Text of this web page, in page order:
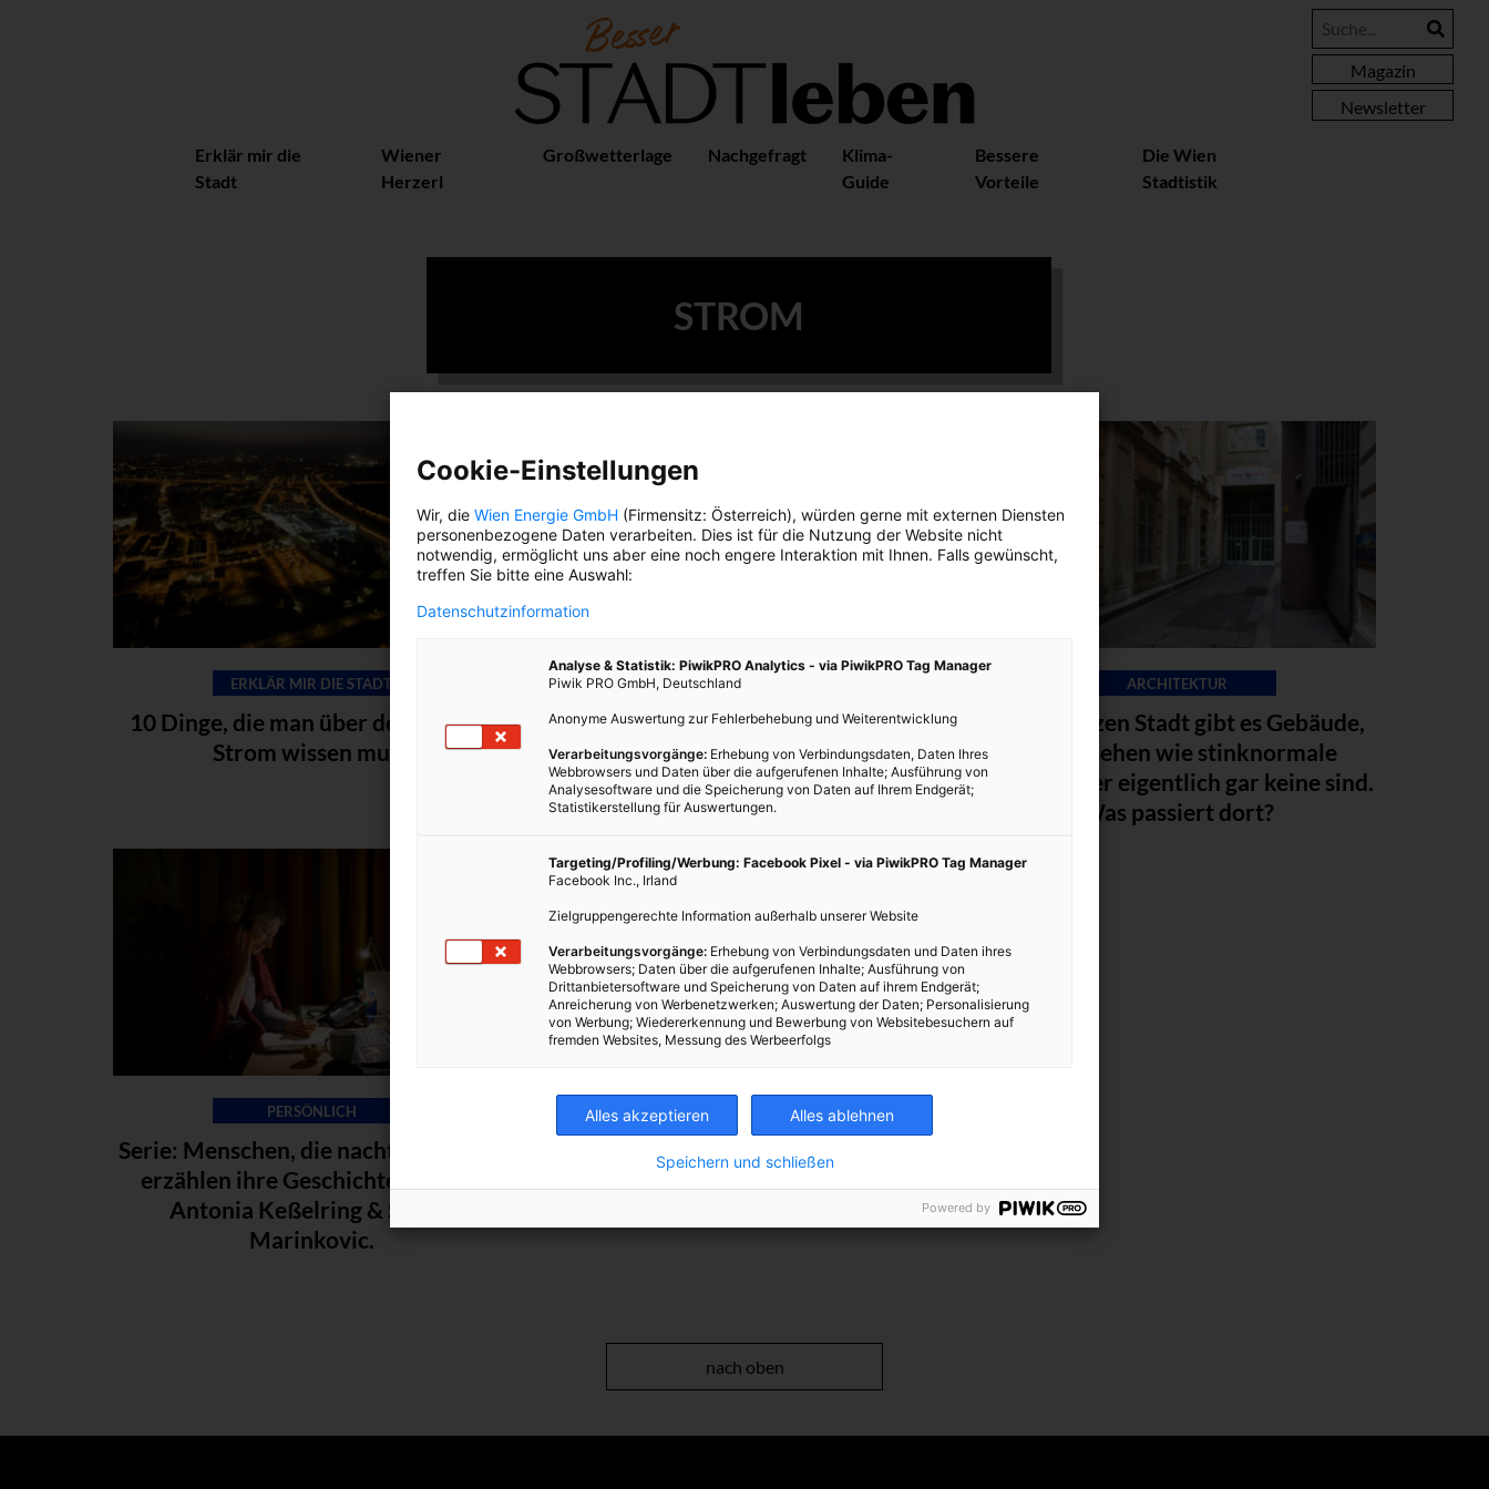
Magazin
Newsletter
Erklär mir die
Stadt
Wiener
Herzerl
Großwetterlage Nachgefragt
Klima-
Guide
Bessere
Vorteile
Die Wien
Stadtistik
STROM
ERKLÄR MIR DIE STADT
10 Dinge, die man über den Wiener
Strom wissen muss
Teil zwei der wichtigsten Fragen, die
unseren Kund*innenservice gerade
erreichen.
ARCHITEKTUR
In der ganzen Stadt gibt es Gebäude,
die aussehen wie stinknormale
Häuser, aber eigentlich gar keine sind.
Was passiert dort?
PERSÖNLICH
Serie: Menschen, die nachts arbeiten,
erzählen ihre Geschichten. Teil 4:
Antonia Keßelring & Stefan
Marinkovic.
nach oben
Cookie-Einstellungen
Wir, die Wien Energie GmbH (Firmensitz: Österreich), würden gerne mit externen Diensten
personenbezogene Daten verarbeiten. Dies ist für die Nutzung der Website nicht
notwendig, ermöglicht uns aber eine noch engere Interaktion mit Ihnen. Falls gewünscht,
treffen Sie bitte eine Auswahl:
Datenschutzinformation
Analyse & Statistik: PiwikPRO Analytics - via PiwikPRO Tag Manager
Piwik PRO GmbH, Deutschland
Anonyme Auswertung zur Fehlerbehebung und Weiterentwicklung
Verarbeitungsvorgänge: Erhebung von Verbindungsdaten, Daten Ihres
Webbrowsers und Daten über die aufgerufenen Inhalte; Ausführung von
Analysesoftware und die Speicherung von Daten auf Ihrem Endgerät;
Statistikerstellung für Auswertungen.
Targeting/Profiling/Werbung: Facebook Pixel - via PiwikPRO Tag Manager
Facebook Inc., Irland
Zielgruppengerechte Information außerhalb unserer Website
Verarbeitungsvorgänge: Erhebung von Verbindungsdaten und Daten ihres
Webbrowsers; Daten über die aufgerufenen Inhalte; Ausführung von
Drittanbietersoftware und Speicherung von Daten auf ihrem Endgerät;
Anreicherung von Werbenetzwerken; Auswertung der Daten; Personalisierung
von Werbung; Wiedererkennung und Bewerbung von Websitebesuchern auf
fremden Websites, Messung des Werbeerfolgs
Alles akzeptieren Alles ablehnen
Speichern und schließen
Powered by